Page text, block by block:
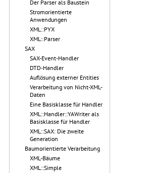
Der Parser als Baustein
Stromorientierte
Anwendungen
XML::PYX
XML::Parser
SAX
SAX-Event-Handler
DTD-Handler
Auflösung externer Entities
Verarbeitung von Nicht-XML-
Daten
Eine Basisklasse für Handler
XML::Handler::YAWriter als
Basisklasse für Handler
XML::SAX: Die zweite
Generation
Baumorientierte Verarbeitung
XML-Bäume
XML::Simple